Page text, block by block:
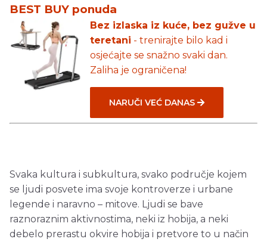
BEST BUY ponuda
Bez izlaska iz kuće, bez gužve u
teretani - trenirajte bilo kad i
osjećajte se snažno svaki dan.
Zaliha je ograničena!
NARUČI VEĆ DANAS
Svaka kultura i subkultura, svako područje kojem
se ljudi posvete ima svoje kontroverze i urbane
legende i naravno – mitove. Ljudi se bave
raznoraznim aktivnostima, neki iz hobija, a neki
debelo prerastu okvire hobija i pretvore to u način